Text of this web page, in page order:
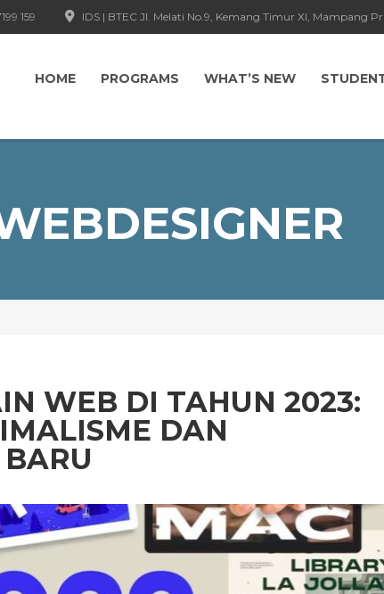
IDS | BTEC Jl. Melati No.9, Kemang Timur XI, Mampang
159
HOME PROGRAMS WHAT’S NEW
WEB DI TAHUN 2023:
DAN